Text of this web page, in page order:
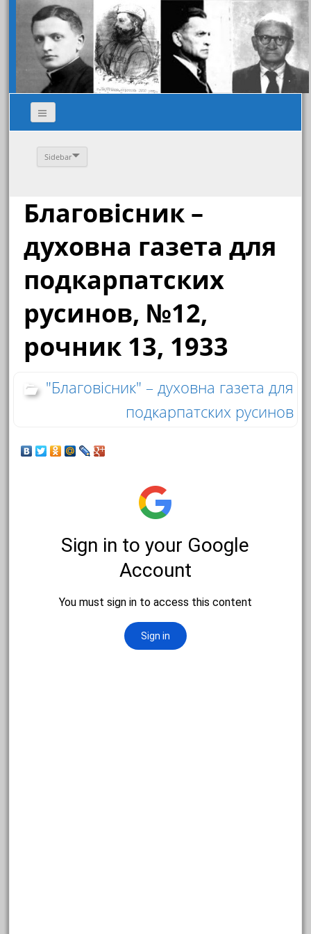
Sidebar
Благовісник –
духовна газета для
подкарпатских
русинов, №12,
рочник 13, 1933
"Благовісник" – духовна газета для
подкарпатских русинов